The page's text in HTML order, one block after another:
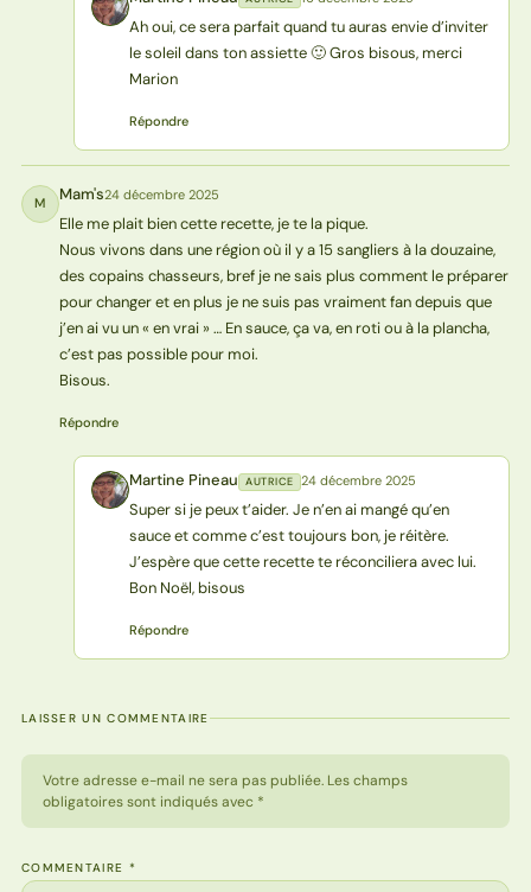
MP
Ah oui, ce sera parfait quand tu auras envie d’inviter
le soleil dans ton assiette 🙂 Gros bisous, merci
Marion
Répondre
M Mam's24 décembre 2025
Elle me plait bien cette recette, je te la pique.
Nous vivons dans une région où il y a 15 sangliers à la douzaine,
des copains chasseurs, bref je ne sais plus comment le préparer
pour changer et en plus je ne suis pas vraiment fan depuis que
j’en ai vu un « en vrai » … En sauce, ça va, en roti ou à la plancha,
c’est pas possible pour moi.
Bisous.
Répondre
MP Martine Pineau AUTRICE 24 décembre 2025
Super si je peux t’aider. Je n’en ai mangé qu’en
sauce et comme c’est toujours bon, je réitère.
J’espère que cette recette te réconciliera avec lui.
Bon Noël, bisous
Répondre
LAISSER UN COMMENTAIRE
Votre adresse e-mail ne sera pas publiée. Les champs
obligatoires sont indiqués avec *
COMMENTAIRE *